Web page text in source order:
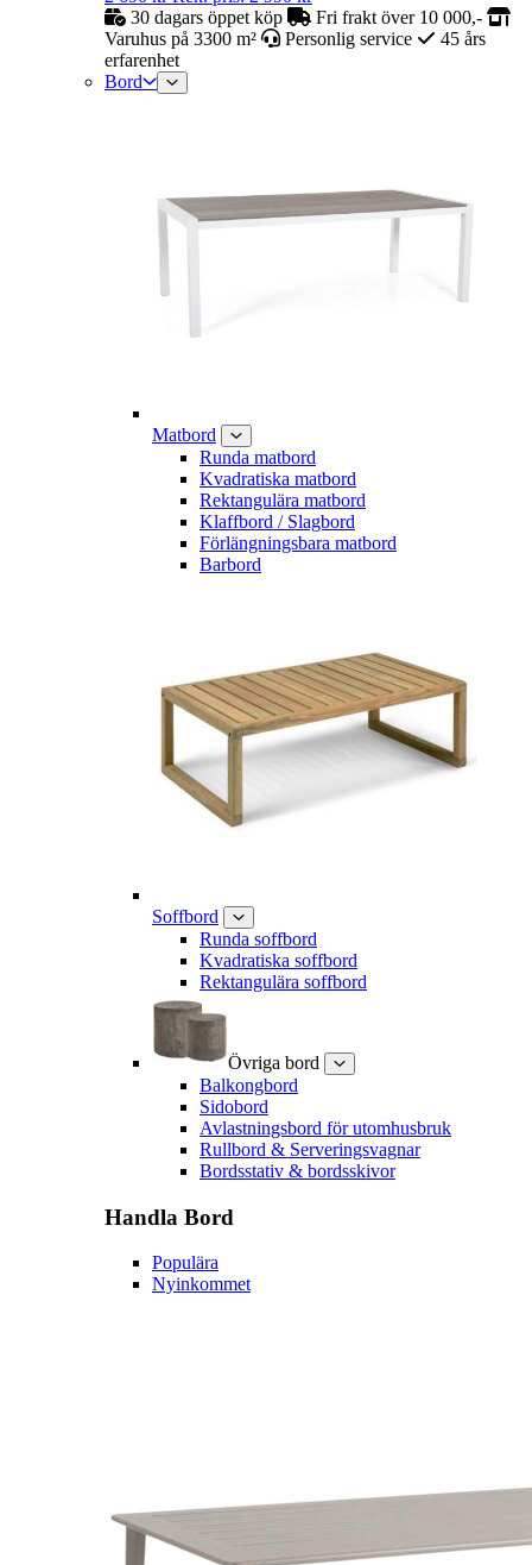
30 dagars öppet köp
Fri frakt över 10 000,-
Varuhus på 3300 m²
Personlig service
45 års
erfarenhet
Bord
Matbord
Runda matbord
Kvadratiska matbord
Rektangulära matbord
Klaffbord / Slagbord
Förlängningsbara matbord
Barbord
Soffbord
Runda soffbord
Kvadratiska soffbord
Rektangulära soffbord
Övriga bord
Balkongbord
Sidobord
Avlastningsbord för utomhusbruk
Rullbord & Serveringsvagnar
Bordsstativ & bordsskivor
Handla Bord
Populära
Nyinkommet